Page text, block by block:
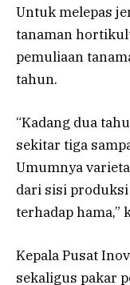
Untuk melepas
tanaman
pemuliaan
tahun.
“Kadang dua
sekitar tiga
Umumnya
dari sisi
terhadap hama,”
Kepala Pusat
sekaligus pakar